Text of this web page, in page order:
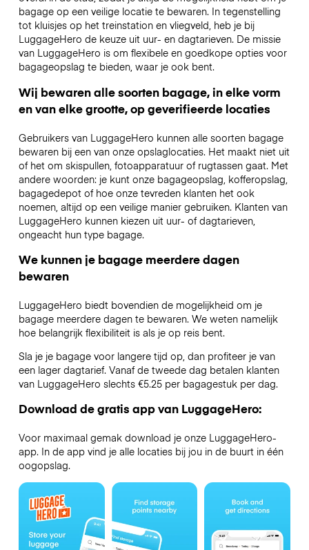
bagage op een veilige locatie te bewaren. In tegenstelling
tot kluisjes op het treinstation en vliegveld, heb je bij
LuggageHero de keuze uit uur- en dagtarieven. De missie
van LuggageHero is om flexibele en goedkope opties voor
bagageopslag te bieden, waar je ook bent.
Wij bewaren alle soorten bagage, in elke vorm
en van elke grootte, op geverifieerde locaties
Gebruikers van LuggageHero kunnen alle soorten bagage
bewaren bij een van onze opslaglocaties. Het maakt niet uit
of het om skispullen, fotoapparatuur of rugtassen gaat. Met
andere woorden: je kunt onze bagageopslag, kofferopslag,
bagagedepot of hoe onze tevreden klanten het ook
noemen, altijd op een veilige manier gebruiken. Klanten van
LuggageHero kunnen kiezen uit uur- of dagtarieven,
ongeacht hun type bagage.
We kunnen je bagage meerdere dagen
bewaren
LuggageHero biedt bovendien de mogelijkheid om je
bagage meerdere dagen te bewaren. We weten namelijk
hoe belangrijk flexibiliteit is als je op reis bent.
Sla je je bagage voor langere tijd op, dan profiteer je van
een lager dagtarief. Vanaf de tweede dag betalen klanten
van LuggageHero slechts €5.25 per bagagestuk per dag.
Download de gratis app van LuggageHero:
Voor maximaal gemak download je onze LuggageHero-
app. In de app vind je alle locaties bij jou in de buurt in één
oogopslag.